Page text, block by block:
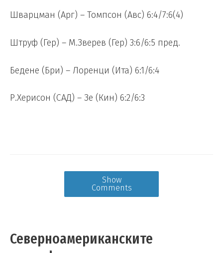
Шварцман (Арг) – Томпсон (Авс) 6:4/7:6(4)
Штруф (Гер) – М.Зверев (Гер) 3:6/6:5 пред.
Бедене (Бри) – Лоренци (Ита) 6:1/6:4
Р.Херисон (САД) – Зе (Кин) 6:2/6:3
Show
Comments
Северноамериканските